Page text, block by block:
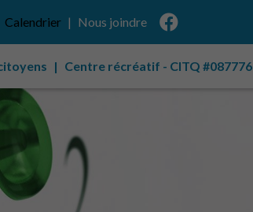
Calendrier Nous joindre
Centre récréatif - CITQ #087776